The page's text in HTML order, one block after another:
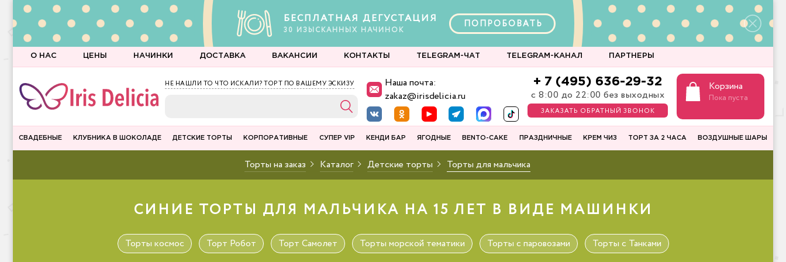
БЕСПЛАТНАЯ ДЕГУСТАЦИЯ
30 ИЗЫСКАННЫХ НАЧИНОК
ПОПРОБОВАТЬ
О НАС ЦЕНЫ НАЧИНКИ ДОСТАВКА ВАКАНСИИ КОНТАКТЫ TELEGRAM-ЧАТ TELEGRAM-КАНАЛ ПАРТНЕРЫ
НЕ НАШЛИ ТО ЧТО ИСКАЛИ? ТОРТ ПО ВАШЕМУ ЭСКИЗУ
Наша почта:
zakaz@irisdelicia.ru
+ 7 (495) 636-29-32
с 8:00 до 22:00 без выходных
ЗАКАЗАТЬ ОБРАТНЫЙ ЗВОНОК
Корзина
Пока пуста
СВАДЕБНЫЕ КЛУБНИКА В ШОКОЛАДЕ ДЕТСКИЕ ТОРТЫ КОРПОРАТИВНЫЕ СУПЕР VIP КЕНДИ БАР ЯГОДНЫЕ BENTO-CAKE ПРАЗДНИЧНЫЕ КРЕМ ЧИЗ ТОРТ ЗА 2 ЧАСА ВОЗДУШНЫЕ ШАРЫ
Торты на заказ Каталог Детские торты Торты для мальчика
СИНИЕ ТОРТЫ ДЛЯ МАЛЬЧИКА НА 15 ЛЕТ В ВИДЕ МАШИНКИ
Торты космос Торт Робот Торт Самолет Торты морской тематики Торты с паровозами Торты с Танками